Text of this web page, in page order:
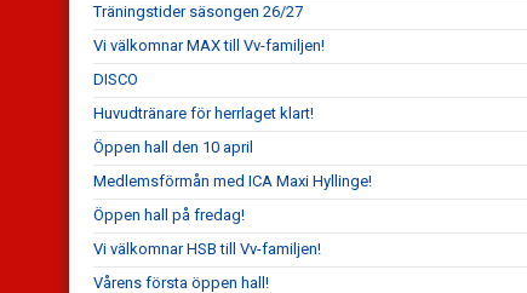
Träningstider säsongen 26/27
Vi välkomnar MAX till Vv-familjen!
DISCO
Huvudtränare för herrlaget klart!
Öppen hall den 10 april
Medlemsförmån med ICA Maxi Hyllinge!
Öppen hall på fredag!
Vi välkomnar HSB till Vv-familjen!
Vårens första öppen hall!